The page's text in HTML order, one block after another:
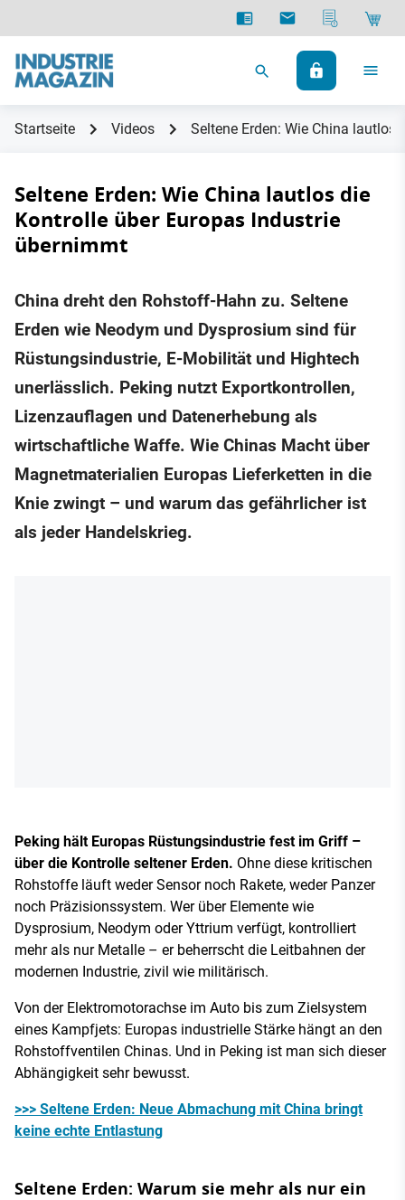
Startseite Videos Seltene Erden: Wie China
Seltene Erden: Wie China lautlos die
Kontrolle über Europas Industrie
übernimmt
China dreht den Rohstoff-Hahn zu. Seltene
Erden wie Neodym und Dysprosium sind für
Rüstungsindustrie, E-Mobilität und Hightech
unerlässlich. Peking nutzt Exportkontrollen,
Lizenzauflagen und Datenerhebung als
wirtschaftliche Waffe. Wie Chinas Macht über
Magnetmaterialien Europas Lieferketten in die
Knie zwingt – und warum das gefährlicher ist
als jeder Handelskrieg.
Peking hält Europas Rüstungsindustrie fest im Griff –
über die Kontrolle seltener Erden. Ohne diese kritischen
Rohstoffe läuft weder Sensor noch Rakete, weder Panzer
noch Präzisionssystem. Wer über Elemente wie
Dysprosium, Neodym oder Yttrium verfügt, kontrolliert
mehr als nur Metalle – er beherrscht die Leitbahnen der
modernen Industrie, zivil wie militärisch.
Von der Elektromotorachse im Auto bis zum Zielsystem
eines Kampfjets: Europas industrielle Stärke hängt an den
Rohstoffventilen Chinas. Und in Peking ist man sich dieser
Abhängigkeit sehr bewusst.
>>> Seltene Erden: Neue Abmachung mit China bringt
keine echte Entlastung
Seltene Erden: Warum sie mehr als nur ein